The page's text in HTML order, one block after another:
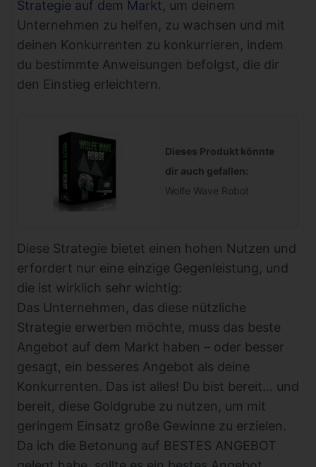
Strategie auf dem Markt, um deinem
Unternehmen zu helfen, zu wachsen und mit
deinen Konkurrenten zu konkurrieren, indem
du bestimmte Anweisungen befolgst, die dir
den Einstieg erleichtern.
Dieses Produkt könnte
dir auch gefallen:
Wolfe Wave Robot
Diese Strategie bietet einen hohen Nutzen und
erfordert nur eine einzige Gegenleistung, und
die ist wirklich sehr wichtig:
Das Unternehmen, das diese nützliche
Strategie erwerben möchte, muss das beste
Angebot auf dem Markt haben – oder besser
gesagt, ein besseres Angebot als deine
Konkurrenten. Das ist alles! Du bist bereit… und
bereit, diese Goldgrube zu nutzen, um mit
geringem Einsatz große Gewinne zu erzielen.
Da ich die Betonung auf BESTES ANGEBOT